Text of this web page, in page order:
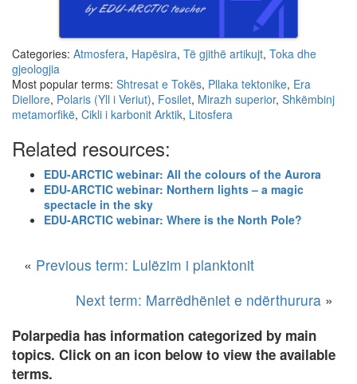
Categories: Atmosfera, Hapësira, Të gjithë artikujt, Toka dhe
gjeologjia
Most popular terms: Shtresat e Tokës, Pllaka tektonike, Era
Diellore, Polaris (Yll i Veriut), Fosilet, Mirazh superior, Shkëmbinj
metamorfikë, Cikli i karbonit Arktik, Litosfera
Related resources:
EDU-ARCTIC webinar: All the colours of the Aurora
EDU-ARCTIC webinar: Northern lights – a magic
spectacle in the sky
EDU-ARCTIC webinar: Where is the North Pole?
« Previous term: Lulëzim i planktonit
Next term: Marrëdhëniet e ndërthurura »
Polarpedia has information categorized by main
topics. Click on an icon below to view the available
terms.